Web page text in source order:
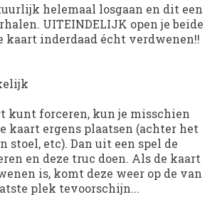
helemaal losgaan en dit een
UITEINDELIJK open je beide
kaart inderdaad écht verdwenen!!
kunt forceren, kun je misschien
kaart ergens plaatsen (achter het
stoel, etc). Dan uit een spel de
en deze truc doen. Als de kaart
is, komt deze weer op de van
plek tevoorschijn...